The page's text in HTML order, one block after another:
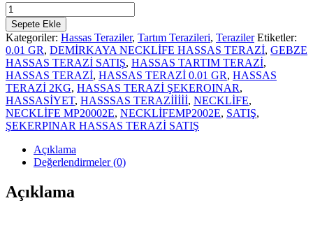
NECKLİFE
MP20002E
HASSAS
TARTIM
TERAZİSİ
adet
Sepete Ekle
Kategoriler: Hassas Teraziler, Tartım Terazileri, Teraziler Etiketler:
0.01 GR, DEMİRKAYA NECKLİFE HASSAS TERAZİ, GEBZE
HASSAS TERAZİ SATIŞ, HASSAS TARTIM TERAZİ,
HASSAS TERAZİ, HASSAS TERAZİ 0.01 GR, HASSAS
TERAZİ 2KG, HASSAS TERAZİ ŞEKEROINAR,
HASSASİYET, HASSSAS TERAZİİİİİ, NECKLİFE,
NECKLİFE MP20002E, NECKLİFEMP2002E, SATIŞ,
ŞEKERPINAR HASSAS TERAZİ SATIŞ
Açıklama
Değerlendirmeler (0)
Açıklama